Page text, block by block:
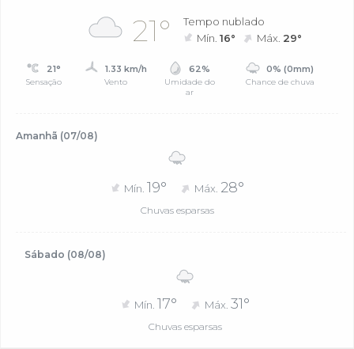
21°
Tempo nublado
Mín.16° Máx. 29°
21°
Sensação
1.33 km/h
Vento
62%
Umidade do
ar
0% (0mm)
Chance de chuva
Amanhã (07/08)
Mín. 19° Máx. 28°
Chuvas esparsas
Sábado (08/08)
Mín. 17° Máx. 31°
Chuvas esparsas